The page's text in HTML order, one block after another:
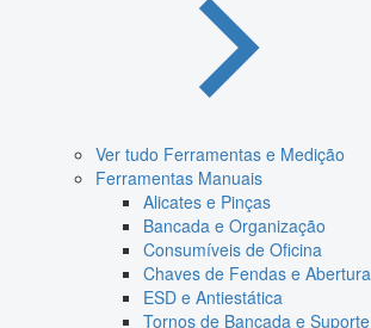
Ver tudo Ferramentas e Medição
Ferramentas Manuais
Alicates e Pinças
Bancada e Organização
Consumíveis de Oficina
Chaves de Fendas e Abertura
ESD e Antiestática
Tornos de Bancada e Suporte